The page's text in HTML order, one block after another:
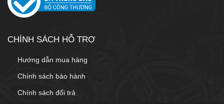
CHÍNH SÁCH HỖ TRỢ
Hướng dẫn mua hàng
Chính sách bảo hành
Chính sách đổi trả